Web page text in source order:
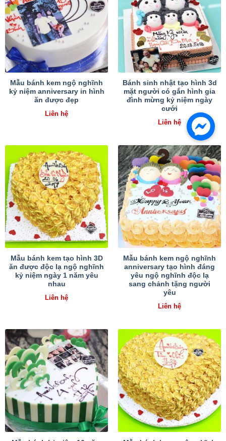
Mẫu bánh kem ngộ nghĩnh
kỷ niệm anniversary in hình
ăn được đẹp
Liên hệ
Bánh sinh nhật tạo hình 3d
mặt người có gắn hình gia
đình mừng kỷ niệm ngày
cưới
Liên hệ
Mẫu bánh kem tạo hình 3D
ăn được độc lạ ngộ nghĩnh
kỷ niệm ngày 1 năm yêu
nhau
Liên hệ
Mẫu bánh kem ngộ nghĩnh
anniversary tạo hình đáng
yêu ngộ nghĩnh độc lạ
sang chảnh tặng người
yêu
Liên hệ